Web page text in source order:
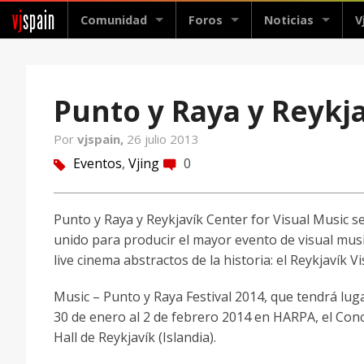
vjspain Comunidad Foros Noticias
Punto y Raya y
Por vjspain, 26 julio 2013
tag Eventos, Vjing comment 0
Punto y Raya y Reykjavík Center for Visual Music
unido para producir el mayor evento de visual
live cinema abstractos de la historia: el Reykjavík
Music – Punto y Raya Festival 2014, que tendrá
30 de enero al 2 de febrero 2014 en HARPA, el
Hall de Reykjavík (Islandia).